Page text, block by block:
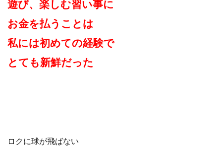
遊び、楽しむ習い事に
お金を払うことは
私には初めての経験で
とても新鮮だった
ロクに球が飛ばない